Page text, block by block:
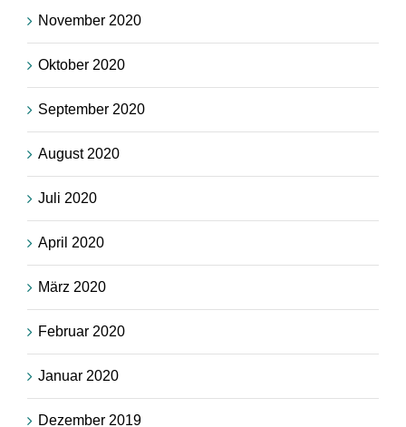
November 2020
Oktober 2020
September 2020
August 2020
Juli 2020
April 2020
März 2020
Februar 2020
Januar 2020
Dezember 2019